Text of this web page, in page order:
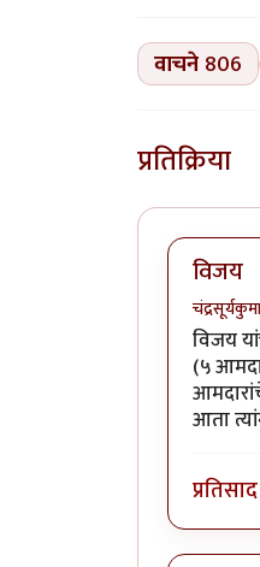
वाचने 806
प्रतिक्रिया
विजय
विजय
(५
आता